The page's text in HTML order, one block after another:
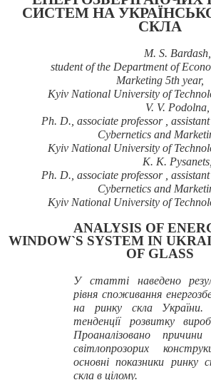
СИСТЕМ НА
СКЛА
M. S. Bardash,
student of the Department of
Marketing 5th year,
Kyiv National University of
V. V. Podolna,
Ph. D., associate professor ,
Cybernetics and
Kyiv National University of
K. K. Pysanets,
Ph. D., associate professor ,
Cybernetics and
Kyiv National University of
ANALYSIS OF
WINDOW`S SYSTEM IN
OF GLASS
У статті наведено
рівня споживання
на ринку скла України.
тенденції розвитку
Проаналізовано
світлопрозорих
основні показники ринку
скла в цілому.